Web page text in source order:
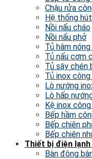
Chậu rửa
Hệ thống
Nồi nấu cháo
Nồi nấu phở
Tủ hâm
Tủ nấu cơm
Tủ sây chén
Tủ inox
Lò nướng
Lò hấp
Kệ inox
Bếp hầm
Bếp chiên
Bếp chiên
Thiết bị điện
Bàn đông